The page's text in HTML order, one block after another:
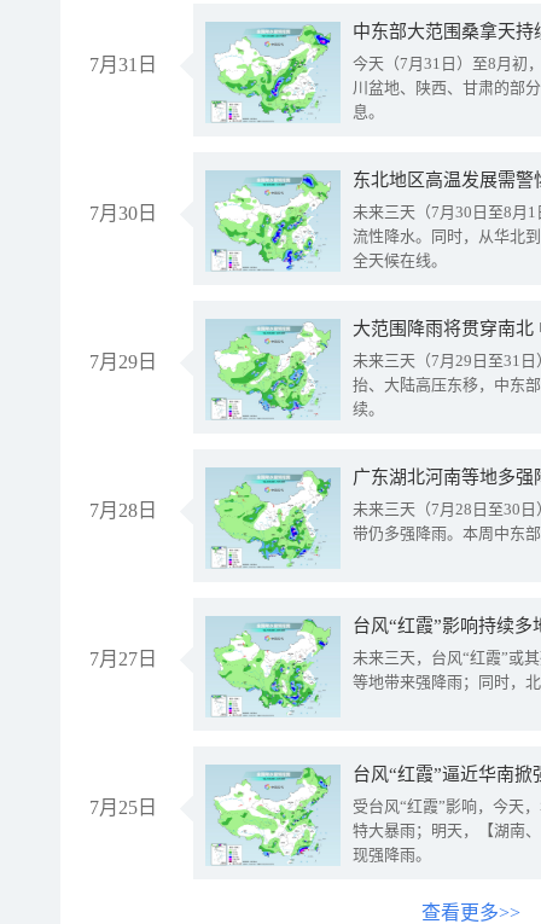
7月31日
中东部大范围桑拿天
今天（7月31日）至8月初
川盆地、陕西、甘肃的部
息。
7月30日
东北地区高温发展需
未来三天（7月30日至8月
流性降水。同时，从华北
全天候在线。
7月29日
大范围降雨将贯穿南
未来三天（7月29日至31
抬、大陆高压东移，中东
续。
7月28日
广东湖北河南等地多
未来三天（7月28日至30
带仍多强降雨。本周中东
7月27日
台风“红霞”影响持续
未来三天，台风“红霞”或
等地带来强降雨；同时，
7月25日
台风“红霞”逼近华南
受台风“红霞”影响，今天
特大暴雨；明天，【湖南
现强降雨。
查看更多>>